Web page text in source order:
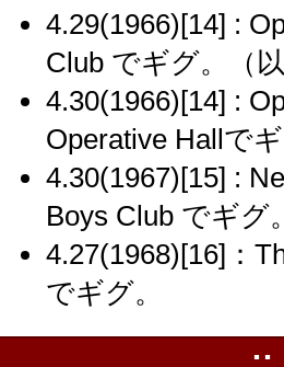
4.29(1966)[14] :
Club でギグ。（
4.30(1966)[14] :
Operative Hallで
4.30(1967)[15] :
Boys Club でギグ
4.27(1968)[16]：
でギグ。